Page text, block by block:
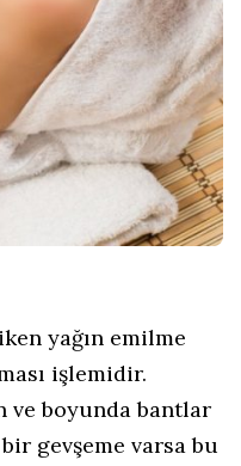
yağın emilme
işlemidir.
ve boyunda bantlar
gevşeme varsa bu